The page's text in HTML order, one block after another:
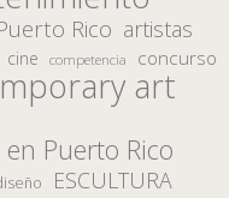
Rico artistas
cine competencia concurso
art
Puerto Rico
ESCULTURA